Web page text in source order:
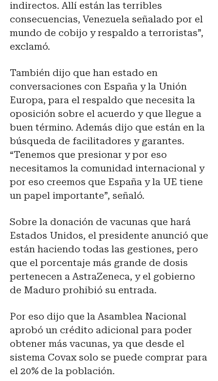
indirectos. Allí están las terribles
consecuencias, Venezuela señalado por el
mundo de cobijo y respaldo a terroristas”,
exclamó.
También dijo que han estado en
conversaciones con España y la Unión
Europa, para el respaldo que necesita la
oposición sobre el acuerdo y que llegue a
buen término. Además dijo que están en la
búsqueda de facilitadores y garantes.
“Tenemos que presionar y por eso
necesitamos la comunidad internacional y
por eso creemos que España y la UE tiene
un papel importante”, señaló.
Sobre la donación de vacunas que hará
Estados Unidos, el presidente anunció que
están haciendo todas las gestiones, pero
que el porcentaje más grande de dosis
pertenecen a AstraZeneca, y el gobierno
de Maduro prohibió su entrada.
Por eso dijo que la Asamblea Nacional
aprobó un crédito adicional para poder
obtener más vacunas, ya que desde el
sistema Covax solo se puede comprar para
el 20% de la población.